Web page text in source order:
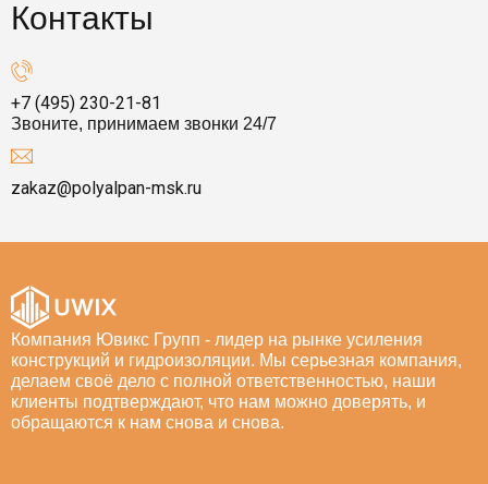
Контакты
+7 (495) 230-21-81
Звоните, принимаем звонки 24/7
zakaz@polyalpan-msk.ru
Компания Ювикс Групп - лидер на рынке усиления
конструкций и гидроизоляции. Мы серьезная компания,
делаем своё дело с полной ответственностью, наши
клиенты подтверждают, что нам можно доверять, и
обращаются к нам снова и снова.